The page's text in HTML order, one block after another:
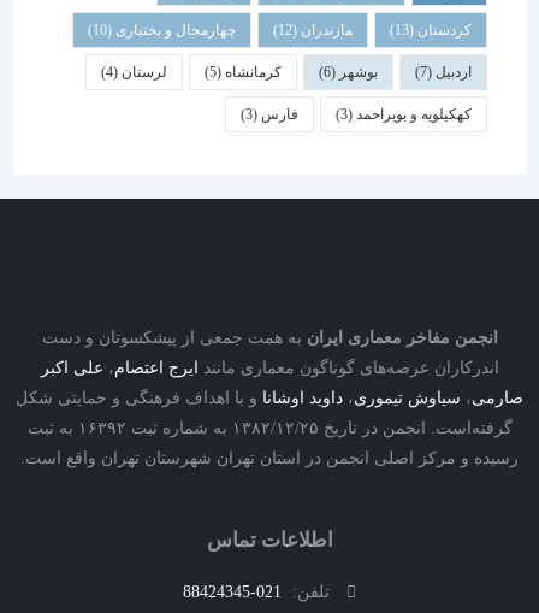
کردستان(13) مازندران(12) چهارمحال و بختیاری(10)
اردبیل(7) بوشهر(6) کرمانشاه(5) لرستان(4)
کهکیلویه و بویراحمد(3) فارس (3)
انجمن مفاخر معماری ایران به همت جمعی از پیشکسوتان و دست
اندرکاران عرصه‌های گوناگون معماری مانندایرج اعتصام،علی اکبر
،سیاوش تیموری،داوید اوشاناو با اهداف فرهنگی و حمایتی شکل
گرفته‌است. انجمن در تاریخ ۱۳۸۲/۱۲/۲۵ به شماره ثبت ۱۶۳۹۲ به ثبت
رسیده و مرکز اصلی انجمن در استان تهران شهرستان تهران واقع است.
اطلاعات تماس
تلفن:
021-88424345